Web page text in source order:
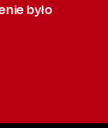
było